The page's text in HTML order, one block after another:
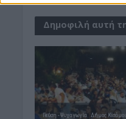
Δημοφιλή αυτή